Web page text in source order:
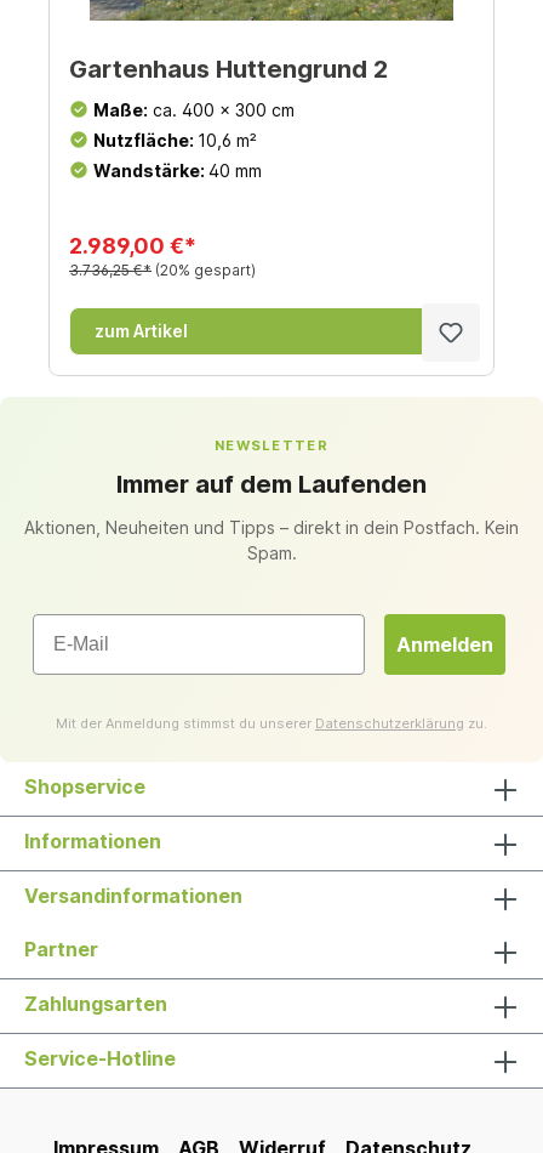
Gartenhaus Huttengrund 2
Maße: ca. 400 x 300 cm
Nutzfläche: 10,6 m²
Wandstärke: 40 mm
2.989,00 €*
3.736,25 €* (20% gespart)
zum Artikel
NEWSLETTER
Immer auf dem Laufenden
Aktionen, Neuheiten und Tipps – direkt in dein Postfach. Kein
Spam.
Email
Anmelden
Mit der Anmeldung stimmst du unserer Datenschutzerklärung zu.
Shopservice
Informationen
Versandinformationen
Partner
Zahlungsarten
Service-Hotline
Impressum AGB Widerruf Datenschutz